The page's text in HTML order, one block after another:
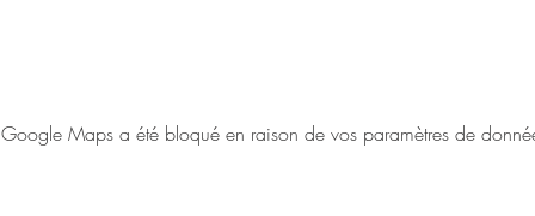
Google Maps a été bloqué en raison de vos paramètres de